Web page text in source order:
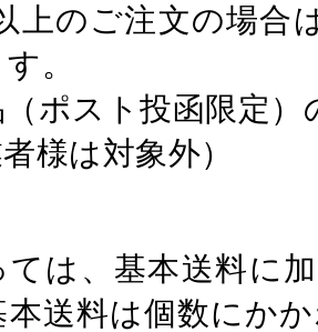
上のご注文の場合
。
ポスト投函限定
様は対象外）
は、基本送料に
送料は個数にか